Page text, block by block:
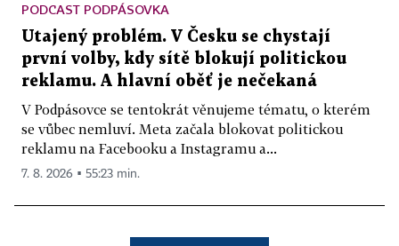
PODCAST PODPÁSOVKA
Utajený problém. V Česku se chystají
první volby, kdy sítě blokují politickou
reklamu. A hlavní oběť je nečekaná
V Podpásovce se tentokrát věnujeme tématu, o kterém
se vůbec nemluví. Meta začala blokovat politickou
reklamu na Facebooku a Instagramu a...
7. 8. 2026 ▪ 55:23 min.